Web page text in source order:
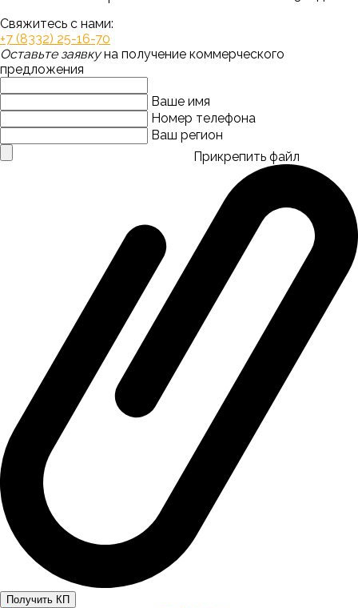
Свяжитесь с нами:
+7 (8332) 25-16-70
Оставьте заявкуна получение коммерческого
предложения
Ваше имя
Номер телефона
Ваш регион
Прикрепить файл
Получить КП